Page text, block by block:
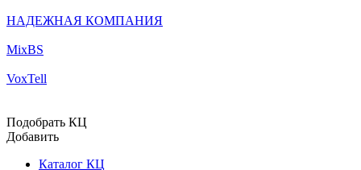
НАДЕЖНАЯ КОМПАНИЯ
MixBS
VoxTell
Подобрать КЦ
Добавить
Каталог КЦ